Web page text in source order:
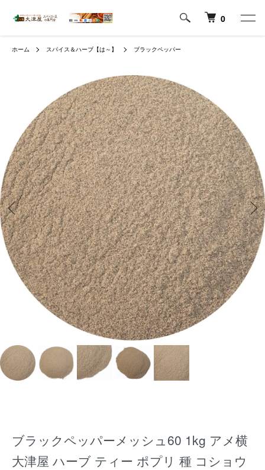
0
ホーム スパイス＆ハーブ【は～】 ブラックペッパー
ブラックペッパーメッシュ60 1kg アメ横
大津屋 ハーブ ティー ポプリ 種 コショウ